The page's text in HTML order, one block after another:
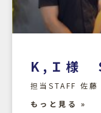
K,Ｉ様
担当STAFF 佐藤
もっと見る »